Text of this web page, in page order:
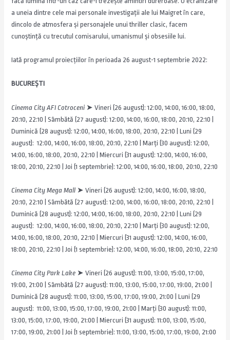
a uneia dintre cele mai personale investigații ale lui Maigret în care,
dincolo de atmosfera și personajele unui thriller clasic, facem
cunoștință cu trecutul comisarului, umanismul și obsesiile lui.
Iată programul proiecțiilor în perioada 26 august-1 septembrie 2022:
BUCUREȘTI
Cinema City AFI Cotroceni ➤ Vineri (26 august): 12:00, 14:00, 16:00, 18:00,
20:10, 22:10 | Sâmbătă (27 august): 12:00, 14:00, 16:00, 18:00, 20:10, 22:10 |
Duminică (28 august): 12:00, 14:00, 16:00, 18:00, 20:10, 22:10 | Luni (29
august): 12:00, 14:00, 16:00, 18:00, 20:10, 22:10 | Marți (30 august): 12:00,
14:00, 16:00, 18:00, 20:10, 22:10 | Miercuri (31 august): 12:00, 14:00, 16:00,
18:00, 20:10, 22:10 | Joi (1 septembrie): 12:00, 14:00, 16:00, 18:00, 20:10, 22:10
Cinema City Mega Mall ➤ Vineri (26 august): 12:00, 14:00, 16:00, 18:00,
20:10, 22:10 | Sâmbătă (27 august): 12:00, 14:00, 16:00, 18:00, 20:10, 22:10 |
Duminică (28 august): 12:00, 14:00, 16:00, 18:00, 20:10, 22:10 | Luni (29
august): 12:00, 14:00, 16:00, 18:00, 20:10, 22:10 | Marți (30 august): 12:00,
14:00, 16:00, 18:00, 20:10, 22:10 | Miercuri (31 august): 12:00, 14:00, 16:00,
18:00, 20:10, 22:10 | Joi (1 septembrie): 12:00, 14:00, 16:00, 18:00, 20:10, 22:10
Cinema City Park Lake ➤ Vineri (26 august): 11:00, 13:00, 15:00, 17:00,
19:00, 21:00 | Sâmbătă (27 august): 11:00, 13:00, 15:00, 17:00, 19:00, 21:00 |
Duminică (28 august): 11:00, 13:00, 15:00, 17:00, 19:00, 21:00 | Luni (29
august): 11:00, 13:00, 15:00, 17:00, 19:00, 21:00 | Marți (30 august): 11:00,
13:00, 15:00, 17:00, 19:00, 21:00 | Miercuri (31 august): 11:00, 13:00, 15:00,
17:00, 19:00, 21:00 | Joi (1 septembrie): 11:00, 13:00, 15:00, 17:00, 19:00, 21:00